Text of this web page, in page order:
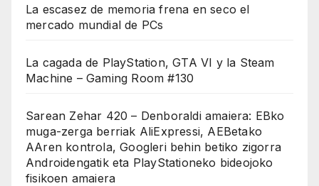
La escasez de memoria frena en seco el
mercado mundial de PCs
La cagada de PlayStation, GTA VI y la Steam
Machine – Gaming Room #130
Sarean Zehar 420 – Denboraldi amaiera: EBko
muga-zerga berriak AliExpressi, AEBetako
AAren kontrola, Googleri behin betiko zigorra
Androidengatik eta PlayStationeko bideojoko
fisikoen amaiera